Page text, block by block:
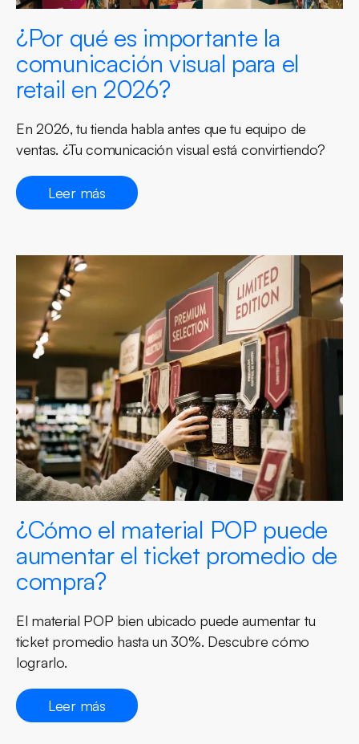
¿Por qué es importante la
comunicación visual para el
retail en 2026?
En 2026, tu tienda habla antes que tu equipo de
ventas. ¿Tu comunicación visual está convirtiendo?
Leer más
¿Cómo el material POP puede
aumentar el ticket promedio de
compra?
El material POP bien ubicado puede aumentar tu
ticket promedio hasta un 30%. Descubre cómo
lograrlo.
Leer más